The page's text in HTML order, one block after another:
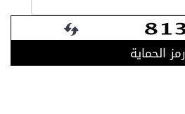
رمز الحماية